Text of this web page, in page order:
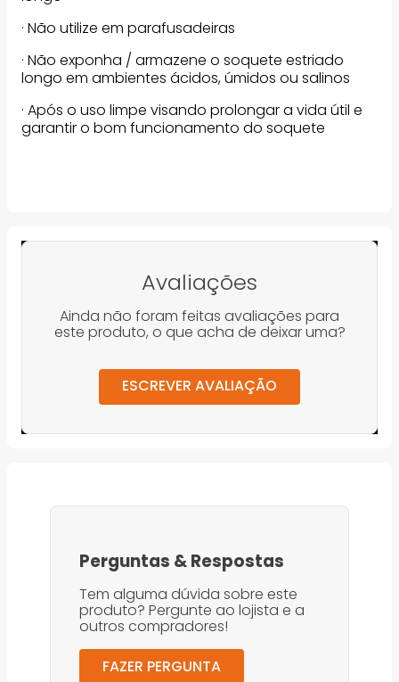
· Não utilize em parafusadeiras
· Não exponha / armazene o soquete estriado
longo em ambientes ácidos, úmidos ou salinos
· Após o uso limpe visando prolongar a vida útil e
garantir o bom funcionamento do soquete
Avaliações
Ainda não foram feitas avaliações para
este produto, o que acha de deixar uma?
ESCREVER AVALIAÇÃO
Perguntas &Respostas
Tem alguma dúvida sobre este
produto? Pergunte ao lojista e a
outros compradores!
FAZER PERGUNTA